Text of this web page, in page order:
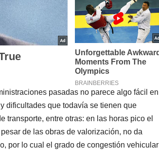
pasadas no parece algo fácil en
dificultades que todavía se tienen que
transporte, entre otras: en las horas pico el
de las obras de valorización, no da
por lo cual el grado de congestión vehicular